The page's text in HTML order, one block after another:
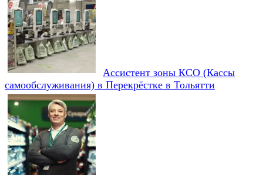
Ассистент зоны КСО (Кассы
самообслуживания) в Перекрёстке в Тольятти